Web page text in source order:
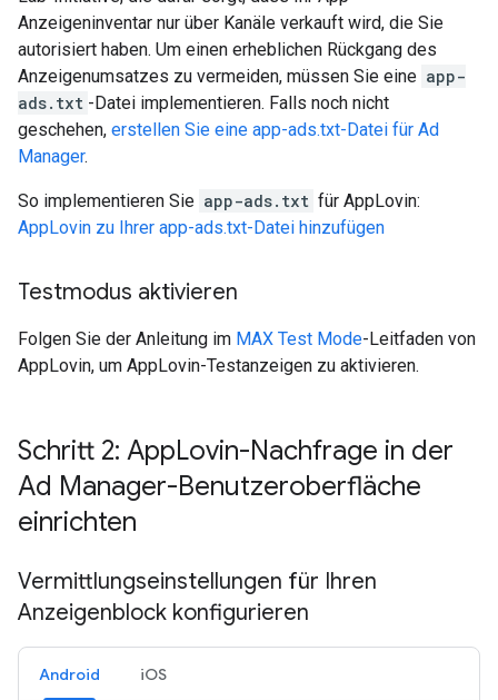
Anzeigeninventar nur über Kanäle verkauft wird, die Sie
autorisiert haben. Um einen erheblichen Rückgang des
Anzeigenumsatzes zu vermeiden, müssen Sie eine app-
ads.txt -Datei implementieren. Falls noch nicht
geschehen, erstellen Sie eine app-ads.txt-Datei für Ad
Manager.
So implementieren Sie app-ads.txt für AppLovin:
AppLovin zu Ihrer app-ads.txt-Datei hinzufügen
Testmodus aktivieren
Folgen Sie der Anleitung im MAX Test Mode-Leitfaden von
AppLovin, um AppLovin-Testanzeigen zu aktivieren.
Schritt 2: AppLovin-Nachfrage in der
Ad Manager-Benutzeroberfläche
einrichten
Vermittlungseinstellungen für Ihren
Anzeigenblock konfigurieren
Android iOS